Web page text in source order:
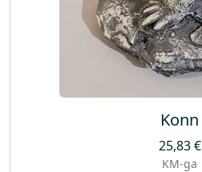
Konn
25,83€
KM-ga